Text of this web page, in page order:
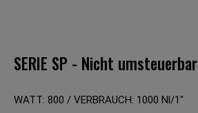
SERIE SP - Nicht umsteuerbar
WATT: 800 / VERBRAUCH: 1000 Nl/1"